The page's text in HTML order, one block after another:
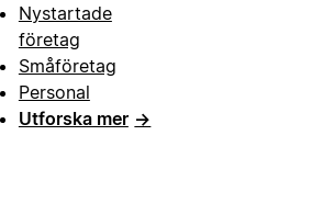
Nystartade
företag
Småföretag
Personal
Utforska mer →